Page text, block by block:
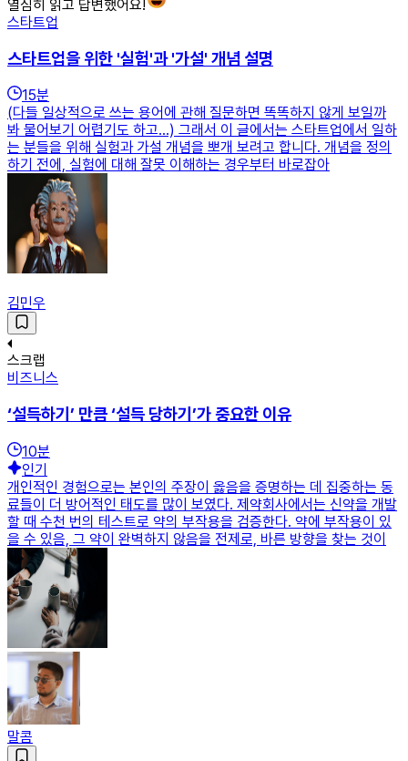
열심히 읽고 답변했어요!
스타트업
스타트업을 위한 '실험'과 '가설' 개념 설명
15분
(다들 일상적으로 쓰는 용어에 관해 질문하면 똑똑하지 않게 보일까
봐 물어보기 어렵기도 하고...) 그래서 이 글에서는 스타트업에서 일하
는 분들을 위해 실험과 가설 개념을 뽀개 보려고 합니다. 개념을 정의
하기 전에, 실험에 대해 잘못 이해하는 경우부터 바로잡아
김민우
스크랩
비즈니스
‘설득하기’ 만큼 ‘설득 당하기’가 중요한 이유
10분
인기
개인적인 경험으로는 본인의 주장이 옳음을 증명하는 데 집중하는 동
료들이 더 방어적인 태도를 많이 보였다. 제약회사에서는 신약을 개발
할 때 수천 번의 테스트로 약의 부작용을 검증한다. 약에 부작용이 있
을 수 있음, 그 약이 완벽하지 않음을 전제로, 바른 방향을 찾는 것이
말콤